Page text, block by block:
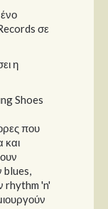
σε
η
Shoes
που
και
blues,
rhythm 'n'